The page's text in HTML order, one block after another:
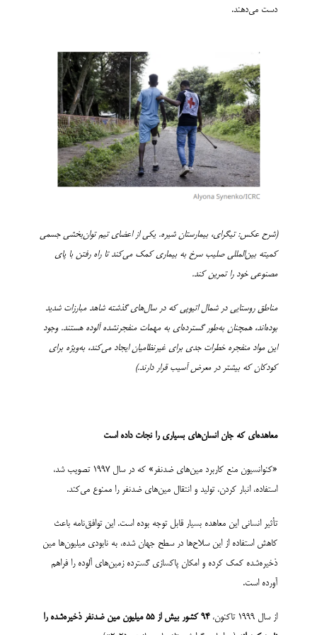
دست می‌دهند.
(شرح عکس: تیگرای، بیمارستان شیره. یکی از اعضای تیم توان‌بخشی جسمی
کمیته بین‌المللی صلیب سرخ به بیماری کمک می‌کند تا راه رفتن با پای
مصنوعی خود را تمرین کند.
مناطق روستایی در شمال اتیوپی که در سال‌های گذشته شاهد مبارزات شدید
بوده‌اند، همچنان به‌طور گسترده‌ای به مهمات منفجرنشده آلوده هستند. وجود
این مواد منفجره خطرات جدی برای غیرنظامیان ایجاد می‌کند، به‌ویژه برای
کودکان که بیشتر در معرض آسیب قرار دارند.
)
معاهده‌ای که جان انسان‌های بسیاری را نجات داده است
«کنوانسیون منع کاربرد مین‌های ضدنفر» که در سال ۱۹۹۷ تصویب شد،
استفاده، انبار کردن، تولید و انتقال مین‌های ضدنفر را ممنوع می‌کند.
تأثیر انسانی این معاهده بسیار قابل توجه بوده است. این توافق‌نامه باعث
کاهش استفاده از این سلاح‌ها در سطح جهان شده، به نابودی میلیون‌ها مین
ذخیره‌شده کمک کرده و امکان پاکسازی گسترده زمین‌های آلوده را فراهم
آورده است.
از سال ۱۹۹۹ تاکنون، ۹۴ کشور بیش از۵۵ میلیون مین ضدنفر ذخیره‌شده را